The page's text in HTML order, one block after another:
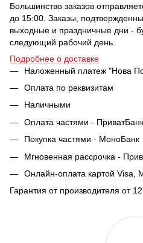
Большинство заказов
до 15:00. Заказы,
выходные и праздничные дни -
следующий рабочий день.
Подробнее о доставке
Наложенный платеж "Нова
Оплата по реквизитам
Наличными
Оплата частями -
Покупка частями - МоноБанк
Мгновенная рассрочка -
Онлайн-оплата картой Visa,
Гарантия от производителя от